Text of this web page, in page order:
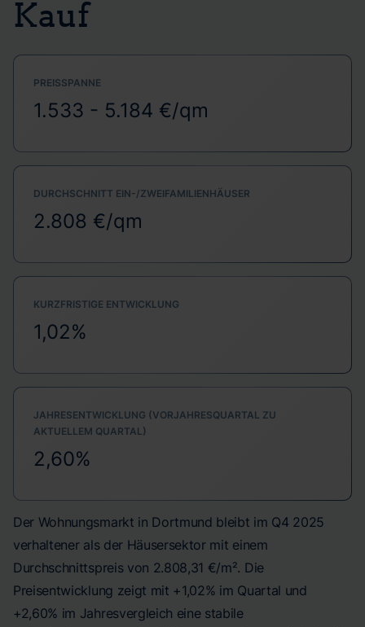
Kauf
PREISSPANNE
1.533 - 5.184 €/qm
DURCHSCHNITT EIN-/ZWEIFAMILIENHÄUSER
2.808 €/qm
KURZFRISTIGE ENTWICKLUNG
1,02%
JAHRESENTWICKLUNG (VORJAHRESQUARTAL ZU
AKTUELLEM QUARTAL)
2,60%
Der Wohnungsmarkt in Dortmund bleibt im Q4 2025
verhaltener als der Häusersektor mit einem
Durchschnittspreis von 2.808,31 €/m². Die
Preisentwicklung zeigt mit +1,02% im Quartal und
+2,60% im Jahresvergleich eine stabile